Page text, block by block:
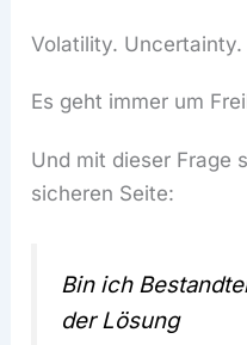
Volatility.
Es geht immer um
Und mit dieser Frage
sicheren Seite:
Bin ich
der Lösung